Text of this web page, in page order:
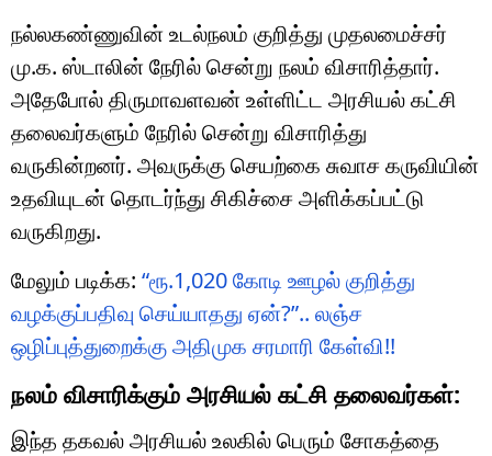
நல்லகண்ணுவின் உடல்நலம் குறித்து முதலமைச்சர்
மு.க. ஸ்டாலின்நேரில் சென்று நலம் விசாரித்தார்.
அதேபோல்திருமாவளவன்உள்ளிட்ட அரசியல் கட்சி
தலைவர்களும் நேரில் சென்று விசாரித்து
வருகின்றனர். அவருக்கு செயற்கை சுவாச கருவியின்
உதவியுடன் தொடர்ந்து சிகிச்சை அளிக்கப்பட்டு
வருகிறது.
மேலும் படிக்க: “ரூ.1,020 கோடி ஊழல் குறித்து
வழக்குப்பதிவு செய்யாதது ஏன்?”.. லஞ்ச
ஒழிப்புத்துறைக்கு அதிமுக சரமாரி கேள்வி!!
நலம் விசாரிக்கும் அரசியல் கட்சி தலைவர்கள்:
இந்த தகவல் அரசியல் உலகில் பெரும் சோகத்தை